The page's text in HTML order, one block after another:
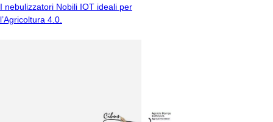
I nebulizzatori Nobili IOT ideali per
l’Agricoltura 4.0.